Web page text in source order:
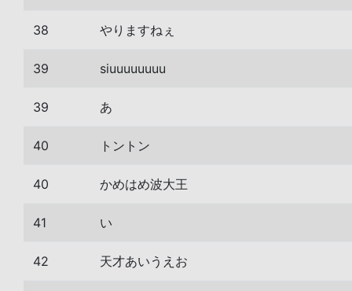
38 やりますねぇ
39 siuuuuuuuu
39 あ
40 トントン
40 かめはめ波大王
41 い
42 天才あいうえお